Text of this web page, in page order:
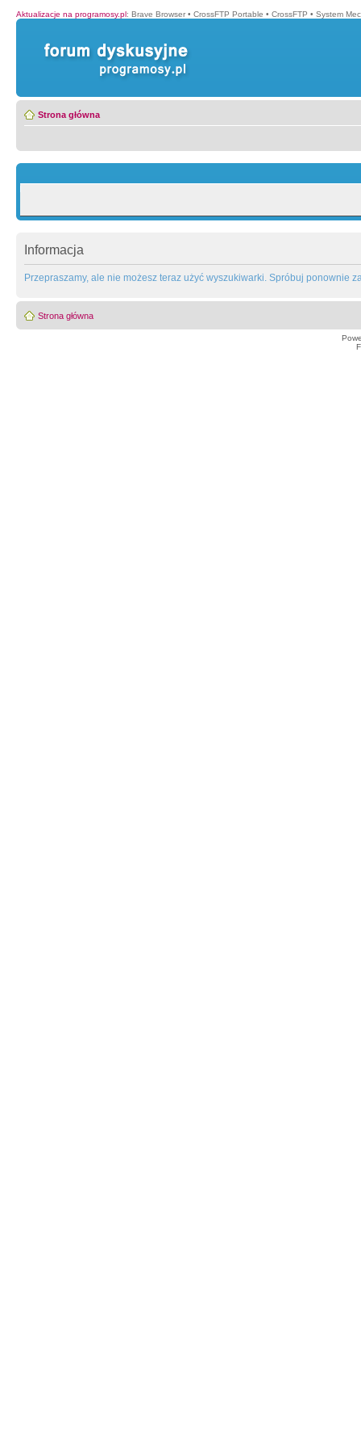
Aktualizacje na programosy.pl: Brave Browser • CrossFTP Portable • CrossFTP • System
Strona główna
Informacja
Przepraszamy, ale nie możesz teraz użyć wyszukiwarki. Spróbuj ponownie
Strona główna